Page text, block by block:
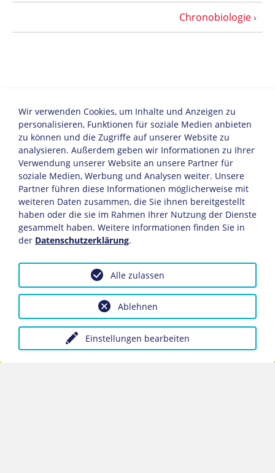
Chronobiologie
www.sports-jetlag.com
Wir verwenden Cookies, um Inhalte und Anzeigen zu
personalisieren, Funktionen für soziale Medien anbieten
zu können und die Zugriffe auf unserer Website zu
analysieren. Außerdem geben wir Informationen zu Ihrer
Verwendung unserer Website an unsere Partner für
soziale Medien, Werbung und Analysen weiter. Unsere
Partner führen diese Informationen möglicherweise mit
weiteren Daten zusammen, die Sie ihnen bereitgestellt
haben oder die sie im Rahmen Ihrer Nutzung der Dienste
gesammelt haben. Weitere Informationen finden Sie in
der Datenschutzerklärung.
Einstellungen bearbeiten
Ablehnen
Alle zulassen